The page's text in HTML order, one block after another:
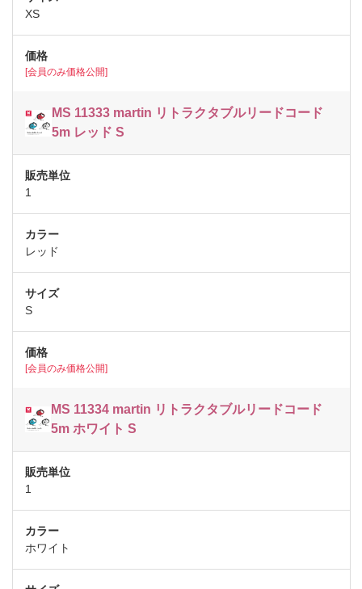
XS
[会員のみ価格公開]
MS 11333 martin リトラクタブルリードコード
5m レッド S
1
レッド
S
[会員のみ価格公開]
MS 11334 martin リトラクタブルリードコード
5m ホワイト S
1
ホワイト